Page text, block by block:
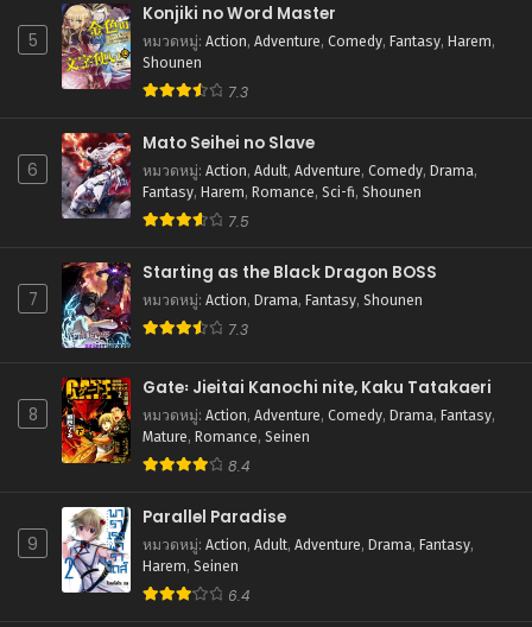
มิถุนายน 20, 2026
ตอนที่ 15
มิถุนายน 20, 2026
ตอนที่ 14
มิถุนายน 20, 2026
ตอนที่ 13
มิถุนายน 20, 2026
ตอนที่ 12
มิถุนายน 20, 2026
ตอนที่ 11
ตอนที่ 10
มิถุนายน 20, 2026
มิถุนายน 20, 2026
ตอนที่ 8
มิถุนายน 20, 2026
5
Konjiki no Word Master
หมวดหมู่: Action, Adventure, Comedy, Fantasy, Harem,
Shounen
7.3
6
Mato Seihei no Slave
หมวดหมู่: Action, Adult, Adventure, Comedy, Drama,
Fantasy, Harem, Romance, Sci-fi, Shounen
7.5
7
Starting as the Black Dragon BOSS
หมวดหมู่: Action, Drama, Fantasy, Shounen
7.3
8
Gate꞉ Jieitai Kanochi nite, Kaku Tatakaeri
หมวดหมู่: Action, Adventure, Comedy, Drama, Fantasy,
Mature, Romance, Seinen
8.4
9
Parallel Paradise
หมวดหมู่: Action, Adult, Adventure, Drama, Fantasy,
Harem, Seinen
6.4